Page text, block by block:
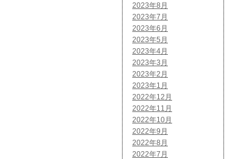
2023年8月
2023年7月
2023年6月
2023年5月
2023年4月
2023年3月
2023年2月
2023年1月
2022年12月
2022年11月
2022年10月
2022年9月
2022年8月
2022年7月